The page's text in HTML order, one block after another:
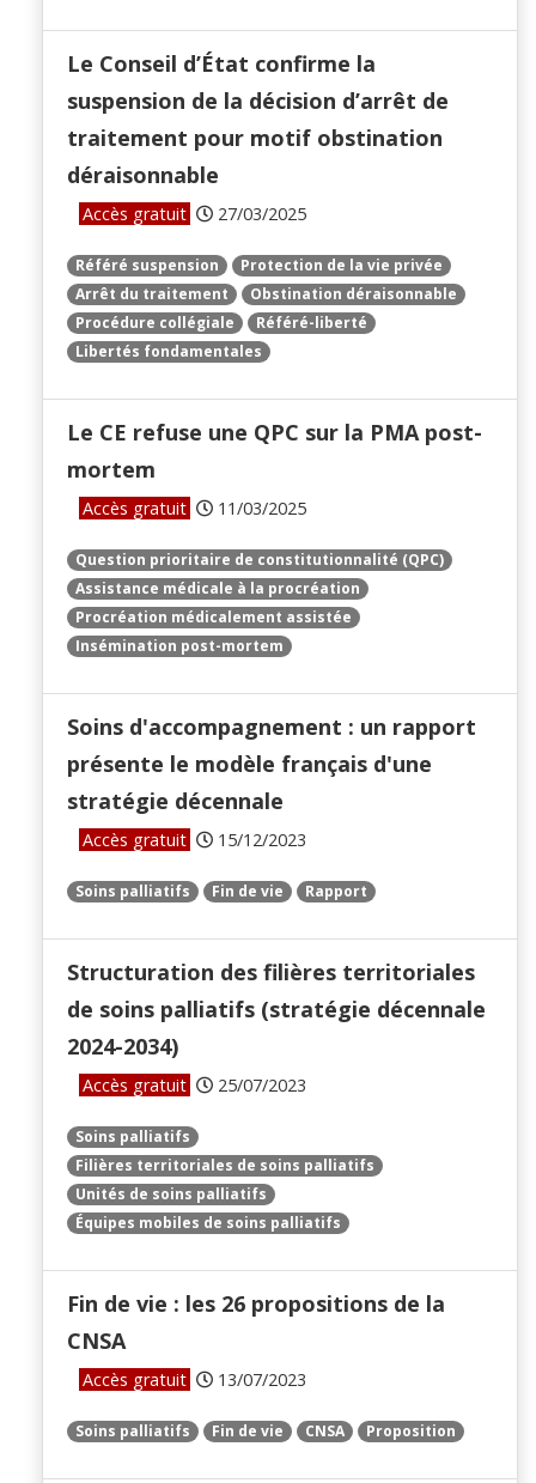
Le Conseil d’État confirme la
suspension de la décision d’arrêt de
traitement pour motif obstination
déraisonnable
Accès gratuit 27/03/2025
Référé suspension
Protection de la vie privée
Arrêt du traitement
Obstination déraisonnable
Procédure collégiale
Référé-liberté
Libertés fondamentales
Le CE refuse une QPC sur la PMA post-
mortem
Accès gratuit 11/03/2025
Question prioritaire de constitutionnalité (QPC)
Assistance médicale à la procréation
Procréation médicalement assistée
Insémination post-mortem
Soins d'accompagnement : un rapport
présente le modèle français d'une
stratégie décennale
Accès gratuit 15/12/2023
Soins palliatifs Fin de vie Rapport
Structuration des filières territoriales
de soins palliatifs (stratégie décennale
2024-2034)
Accès gratuit 25/07/2023
Soins palliatifs
Filières territoriales de soins palliatifs
Unités de soins palliatifs
Équipes mobiles de soins palliatifs
Fin de vie : les 26 propositions de la
CNSA
Accès gratuit 13/07/2023
Soins palliatifs Fin de vie CNSA Proposition